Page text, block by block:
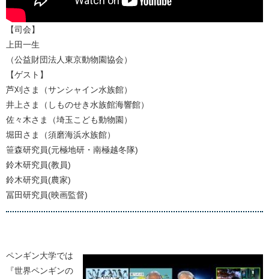
【司会】
上田一生
（公益財団法人東京動物園協会）
【ゲスト】
芦刈さま（サンシャイン水族館）
井上さま（しものせき水族館海響館）
佐々木さま（埼玉こども動物園）
堀田さま（須磨海浜水族館）
笹森研究員(元極地研・南極越冬隊)
鈴木研究員(教員)
鈴木研究員(農家)
冨田研究員(映画監督)
ペンギン大学では
『世界ペンギンの